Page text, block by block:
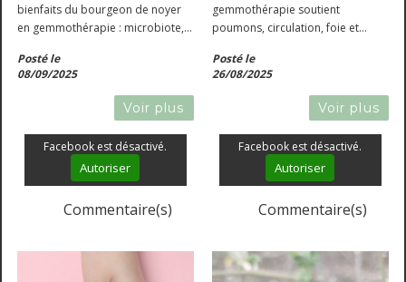
bienfaits du bourgeon de noyer
en gemmothérapie : microbiote,
quelques autres vertus).
Posté le
08/09/2025
Voir plus
Facebook est désactivé.
Autoriser
Commentaire(s)
gemmothérapie soutient
poumons, circulation, foie et
équilibre naturel complet.
Posté le
26/08/2025
Voir plus
Facebook est désactivé.
Autoriser
Commentaire(s)